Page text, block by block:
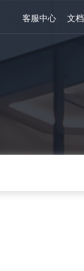
客服中心 文档